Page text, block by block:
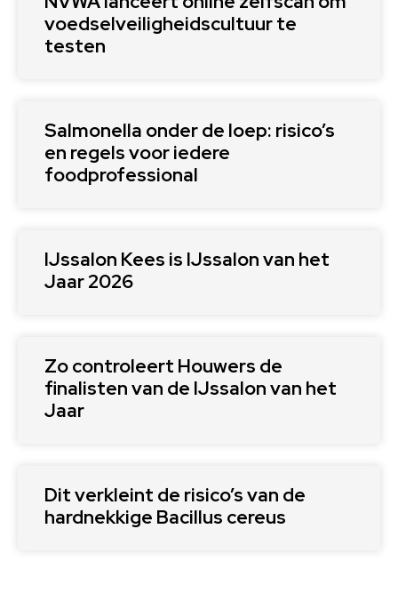
voedselveiligheidscultuur te
testen
Salmonella onder de loep: risico’s
en regels voor iedere
foodprofessional
IJssalon Kees is IJssalon van het
Jaar 2026
Zo controleert Houwers de
finalisten van de IJssalon van het
Jaar
Dit verkleint de risico’s van de
hardnekkige Bacillus cereus